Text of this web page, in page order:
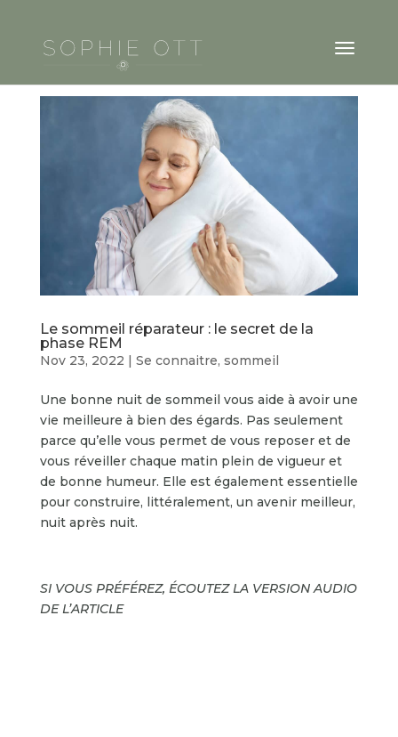
Le sommeil réparateur : le secret de la
phase REM
Nov 23, 2022 | Se connaitre, sommeil
Une bonne nuit de sommeil vous aide à avoir une
vie meilleure à bien des égards. Pas seulement
parce qu’elle vous permet de vous reposer et de
vous réveiller chaque matin plein de vigueur et
de bonne humeur. Elle est également essentielle
pour construire, littéralement, un avenir meilleur,
nuit après nuit.
SI VOUS PRÉFÉREZ, ÉCOUTEZ LA VERSION AUDIO
DEL’ARTICLE